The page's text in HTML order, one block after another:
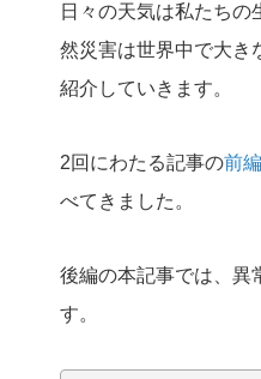
日々の天気は私たち
然災害は世界中で大き
紹介していきます。
2回にわたる記事の前編
べてきました。
後編の本記事では、異
す。